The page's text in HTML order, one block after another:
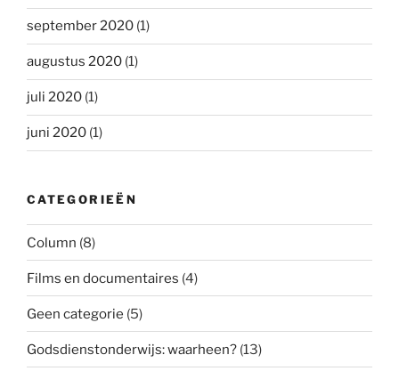
september 2020 (1)
augustus 2020 (1)
juli 2020 (1)
juni 2020 (1)
CATEGORIEËN
Column (8)
Films en documentaires (4)
Geen categorie (5)
Godsdienstonderwijs: waarheen? (13)